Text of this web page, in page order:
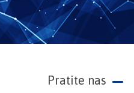
Pratite nas